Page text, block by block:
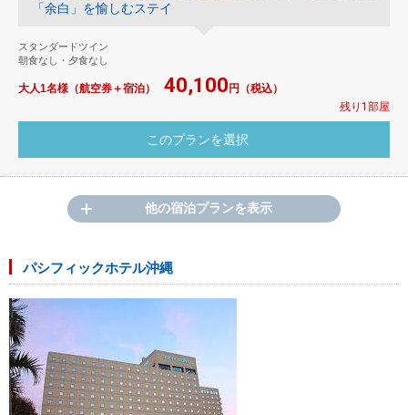
「余白」を愉しむステイ
スタンダードツイン
朝食なし・夕食なし
大人1名様（航空券＋宿泊） 40,100 円（税込）
残り1部屋
他の宿泊プランを表示
パシフィックホテル沖縄